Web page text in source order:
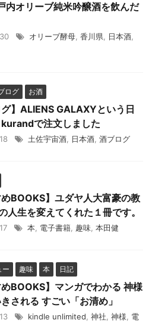
内オリーブ純米吟醸酒を飲んだ
オリーブ酵母 香川県 日本酒
ログ お酒
グ】ALIENS GALAXYという日
で注文しました
土佐宇宙酒 日本酒 酒ブログ
めBOOKS】ユダヤ人大富豪の教
人生を変えてくれた１冊です。
本 電子書籍 趣味 本田健
ー 趣味 本 日記
めBOOKS】マンガでわかる 神様
される すごい「お清め」
kindle unlimited 神社 神様
電